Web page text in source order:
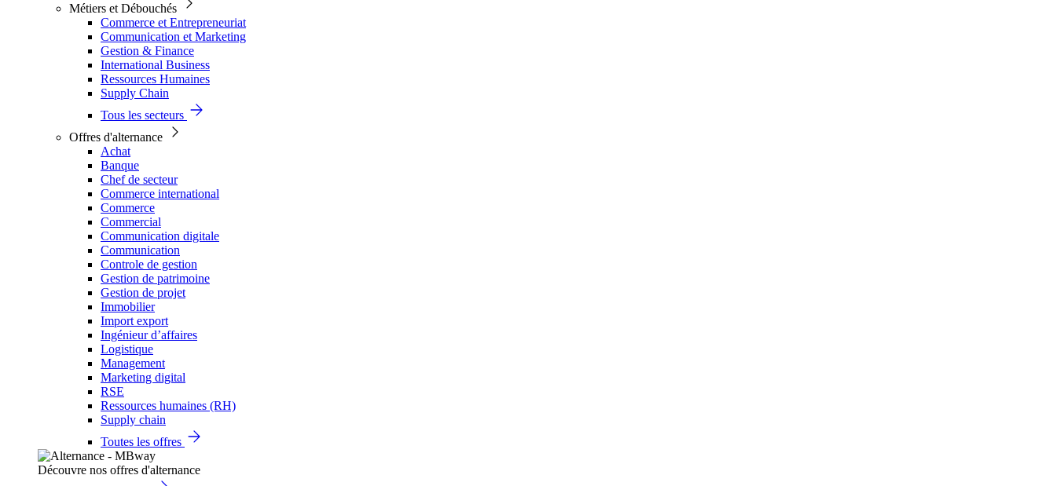
Métiers et Débouchés
Commerce et Entrepreneuriat
Communication et Marketing
Gestion & Finance
International Business
Ressources Humaines
Supply Chain
Tous les secteurs
Offres d'alternance
Achat
Banque
Chef de secteur
Commerce international
Commerce
Commercial
Communication digitale
Communication
Controle de gestion
Gestion de patrimoine
Gestion de projet
Immobilier
Import export
Ingénieur d’affaires
Logistique
Management
Marketing digital
RSE
Ressources humaines (RH)
Supply chain
Toutes les offres
Découvre nos offres d'alternance